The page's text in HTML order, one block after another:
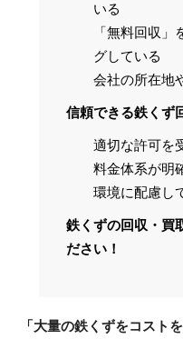
いる
「無料回収
グしている
会社の所在地
信頼できる鉄くず
適切な許可を
料金体系が明
環境に配慮し
鉄くずの回収・買
ださい！
「大量の鉄くずをコスト